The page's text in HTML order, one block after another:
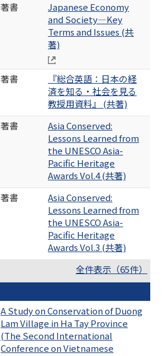
著書
Japanese Economy
and Society―Key
Terms and Issues (共
著)
著書
『総合英語：日本の経
済を知る・社会を見る
教授用資料』 (共著)
著書
Asia Conserved:
Lessons Learned from
the UNESCO Asia-
Pacific Heritage
Awards Vol.4 (共著)
著書
Asia Conserved:
Lessons Learned from
the UNESCO Asia-
Pacific Heritage
Awards Vol.3 (共著)
全件表示（65件）
A Study on Conservation of Duong
Lam Village in Ha Tay Province
(The Second International
Conference on Vietnamese